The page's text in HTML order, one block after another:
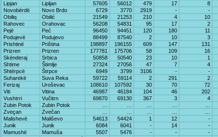
Lipjan
Lipljan 57605 56012 479 17
8
Novobërdë
Novo Brdo 6729 3770 2919 -
-
Obiliq
Obilić 21549 21253 210 4
10
Rahovec
Orahovac 56208 54831 95 17
2
Pejë
Peć 96450 94451 120 180
11
Podujevë
Podujevo 88499 87540 2 10
3
Prishtinë
Priština 198897 196155 609 147
131
Prizren
Prizren 177781 175706 58 109
16
Skënderaj
Srbica 50858 50540 23 10
1
Shtime
Štimlje 27324 27056 47 7
4
Shtërpcë
Štrpce 6949 3799 3106 -
-
Suharekë
Suva Reka 59722 59114 2 291
2
Ferizaj
Uroševac 108610 107592 30 70
72
Viti
Vitina 46987 46184 104 46
202
Vushtrri
Vučitrn 69870 69130 367 3
4
Zubin Potok
Zubin Potok
Zveçan
Zvečan
Malishevë
Mališevo 54613 54424 1 12
-
Junik
Junik 6084 6041 - 14
-
Mamushë
Mamuša 5507 5476 - -
-